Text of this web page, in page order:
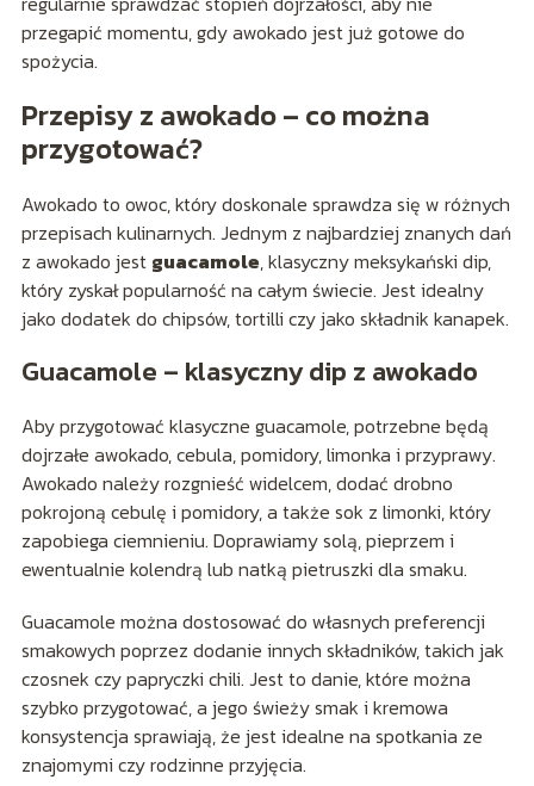
przegapić momentu, gdy awokado jest już gotowe do
spożycia.
Przepisy z awokado – co można
przygotować?
Awokado to owoc, który doskonale sprawdza się w różnych
przepisach kulinarnych. Jednym z najbardziej znanych dań
z awokado jest guacamole, klasyczny meksykański dip,
który zyskał popularność na całym świecie. Jest idealny
jako dodatek do chipsów, tortilli czy jako składnik kanapek.
Guacamole – klasyczny dip z awokado
Aby przygotować klasyczne guacamole, potrzebne będą
dojrzałe awokado, cebula, pomidory, limonka i przyprawy.
Awokado należy rozgnieść widelcem, dodać drobno
pokrojoną cebulę i pomidory, a także sok z limonki, który
zapobiega ciemnieniu. Doprawiamy solą, pieprzem i
ewentualnie kolendrą lub natką pietruszki dla smaku.
Guacamole można dostosować do własnych preferencji
smakowych poprzez dodanie innych składników, takich jak
czosnek czy papryczki chili. Jest to danie, które można
szybko przygotować, a jego świeży smak i kremowa
konsystencja sprawiają, że jest idealne na spotkania ze
znajomymi czy rodzinne przyjęcia.